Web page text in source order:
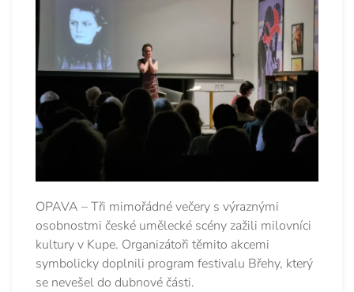
OPAVA – Tři mimořádné večery s výraznými
osobnostmi české umělecké scény zažili milovníci
kultury v Kupe. Organizátoři těmito akcemi
symbolicky doplnili program festivalu Břehy, který
se nevešel do dubnové části.